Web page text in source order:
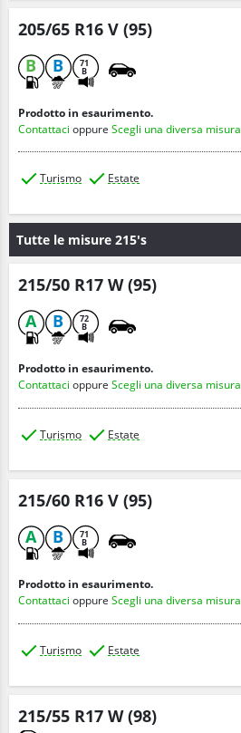
205/65 R16 V (95)
B
B 71
B
Prodotto in esaurimento.
Contattaci oppure Scegli una diversa misura
Turismo Estate
Tutte le misure 215's
215/50 R17 W (95)
A
B 72
B
Prodotto in esaurimento.
Contattaci oppure Scegli una diversa misura
Turismo Estate
215/60 R16 V (95)
A
B 71
B
Prodotto in esaurimento.
Contattaci oppure Scegli una diversa misura
Turismo Estate
215/55 R17 W (98)